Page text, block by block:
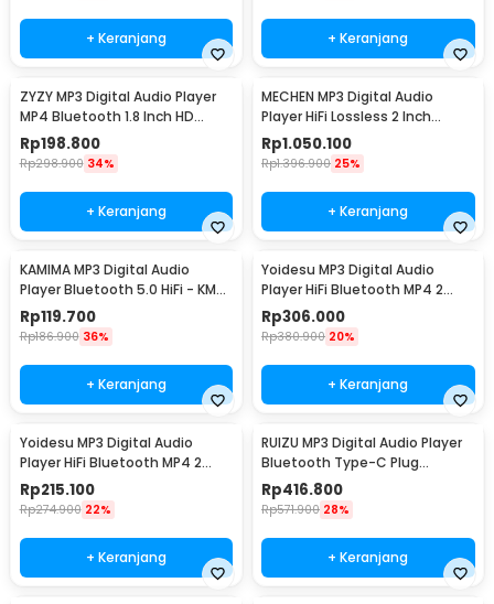
+ Keranjang + Keranjang
ZYZY MP3 Digital Audio Player
MP4 Bluetooth 1.8 Inch HD
500mAh 16GB - SD-01/S308
Rp198.800
Rp298.900 34%
+ Keranjang
MECHEN MP3 Digital Audio
Player HiFi Lossless 2 Inch
1500mAh 64GB - C2S
Rp1.050.100
Rp1.396.900 25%
+ Keranjang
KAMIMA MP3 Digital Audio
Player Bluetooth 5.0 HiFi - KM-
50
Rp119.700
Rp186.900 36%
+ Keranjang
Yoidesu MP3 Digital Audio
Player HiFi Bluetooth MP4 2
Inch 210mAh 64GB - SD-08
Rp306.000
Rp380.900 20%
+ Keranjang
Yoidesu MP3 Digital Audio
Player HiFi Bluetooth MP4 2
Inch 210mAh - SD-09
Rp215.100
Rp274.900 22%
+ Keranjang
RUIZU MP3 Digital Audio Player
Bluetooth Type-C Plug
Pedometer 64GB - X80
Rp416.800
Rp571.900 28%
+ Keranjang